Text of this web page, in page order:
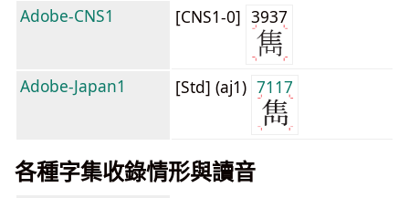
Adobe-CNS1
[CNS1-0] 3937
Adobe-Japan1 [Std] (aj1) 7117
各種字集收錄情形與讀音